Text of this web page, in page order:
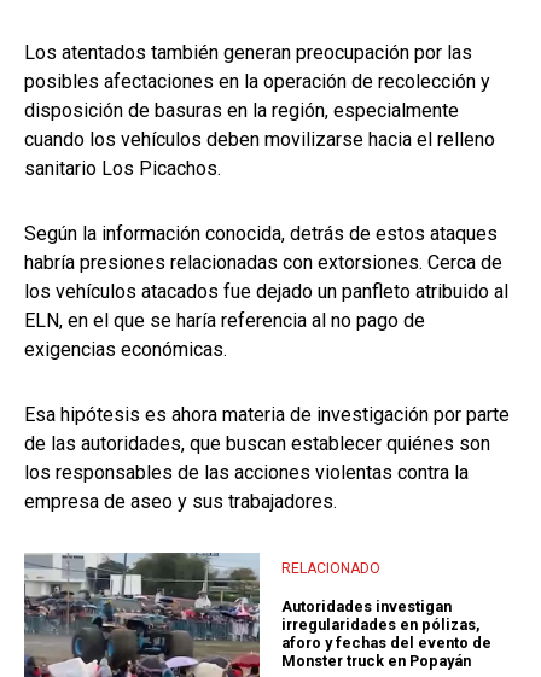
Los atentados también generan preocupación por las
posibles afectaciones en la operación de recolección y
disposición de basuras en la región, especialmente
cuando los vehículos deben movilizarse hacia el relleno
sanitario Los Picachos.
Según la información conocida, detrás de estos ataques
habría presiones relacionadas con extorsiones. Cerca de
los vehículos atacados fue dejado un panfleto atribuido al
ELN, en el que se haría referencia al no pago de
exigencias económicas.
Esa hipótesis es ahora materia de investigación por parte
de las autoridades, que buscan establecer quiénes son
los responsables de las acciones violentas contra la
empresa de aseo y sus trabajadores.
RELACIONADO
Autoridades investigan
irregularidades en pólizas,
aforo y fechas del evento de
Monster truck en Popayán